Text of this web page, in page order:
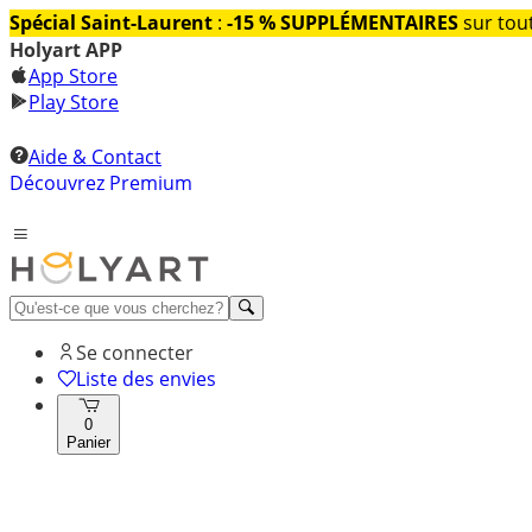
Spécial Saint-Laurent : -15 % SUPPLÉMENTAIRESsur
Holyart APP
App Store
Play Store
Aide & Contact
Découvrez Premium
Se connecter
Liste des envies
0
Panier